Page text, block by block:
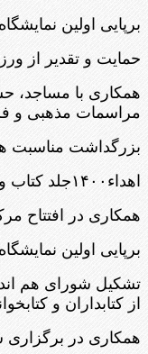
برپایی اولین
حمایت و تقدیر از
همکاری با مساجد،
مراسمات مذهبی و
بزرگداشت مناسبت
اهداء۱۴۰۰جلد کتاب و کاشت نهال در مدارس
همکاری در افتتاح
برپایی اولین
تشکیل شورای هم
از کتابداران و
همکاری در برگزاری